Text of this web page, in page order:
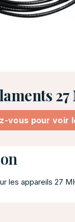
27
vous pour voir
les appareils 27